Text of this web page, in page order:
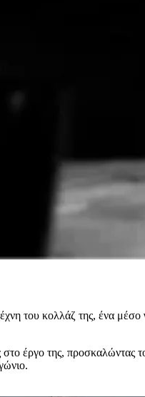
του κολλάζ της, ένα μέσο
έργο της, προσκαλώντας